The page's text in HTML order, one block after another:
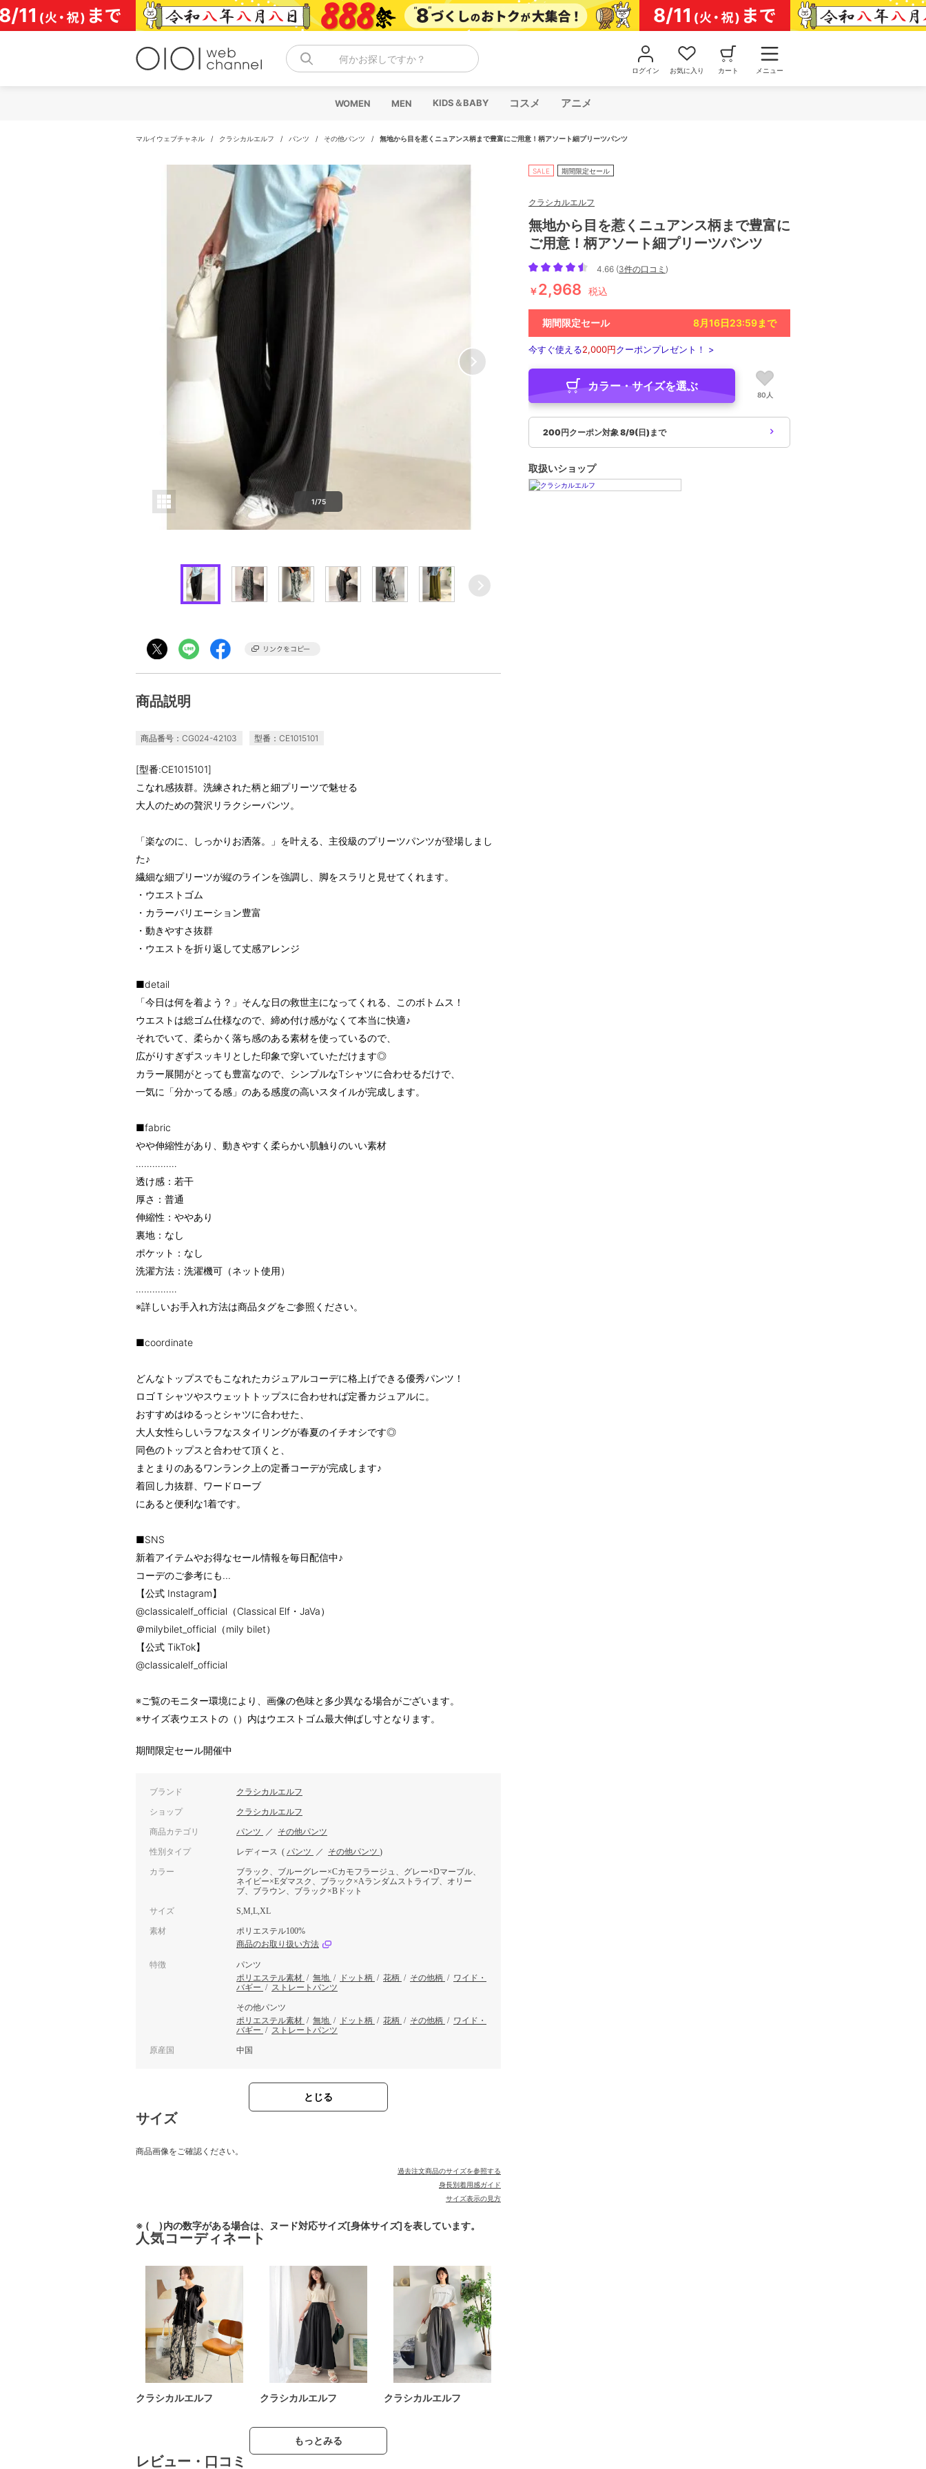
コ
ン
テ
何かお探しですか？
ログイン お気に入り カート メニュー
WOMEN MEN KIDS＆BABY コスメ アニメ
マルイウェブチャネル / クラシカルエルフ / パンツ / その他パンツ / 無地から目を惹くニュアンス柄まで豊富にご用意！柄アソート細プリーツパンツ
1/75
商品説明
商品番号：CG024-42103 型番：CE1015101
[型番:CE1015101]
こなれ感抜群。洗練された柄と細プリーツで魅せる
大人のための贅沢リラクシーパンツ。
「楽なのに、しっかりお洒落。」を叶える、主役級のプリーツパンツが登場しまし
た♪
繊細な細プリーツが縦のラインを強調し、脚をスラリと見せてくれます。
・ウエストゴム
・カラーバリエーション豊富
・動きやすさ抜群
・ウエストを折り返して丈感アレンジ
■detail
「今日は何を着よう？」そんな日の救世主になってくれる、このボトムス！
ウエストは総ゴム仕様なので、締め付け感がなくて本当に快適♪
それでいて、柔らかく落ち感のある素材を使っているので、
広がりすぎずスッキリとした印象で穿いていただけます◎
カラー展開がとっても豊富なので、シンプルなTシャツに合わせるだけで、
一気に「分かってる感」のある感度の高いスタイルが完成します。
■fabric
やや伸縮性があり、動きやすく柔らかい肌触りのいい素材
……………
透け感：若干
厚さ：普通
伸縮性：ややあり
裏地：なし
ポケット：なし
洗濯方法：洗濯機可（ネット使用）
……………
※詳しいお手入れ方法は商品タグをご参照ください。
■coordinate
どんなトップスでもこなれたカジュアルコーデに格上げできる優秀パンツ！
ロゴＴシャツやスウェットトップスに合わせれば定番カジュアルに。
おすすめはゆるっとシャツに合わせた、
大人女性らしいラフなスタイリングが春夏のイチオシです◎
同色のトップスと合わせて頂くと、
まとまりのあるワンランク上の定番コーデが完成します♪
着回し力抜群、ワードローブ
にあると便利な1着です。
■SNS
新着アイテムやお得なセール情報を毎日配信中♪
コーデのご参考にも...
【公式 Instagram】
@classicalelf_official（Classical Elf・JaVa）
＠milybilet_official（mily bilet）
【公式 TikTok】
@classicalelf_official
※ご覧のモニター環境により、画像の色味と多少異なる場合がございます。
※サイズ表ウエストの（）内はウエストゴム最大伸ばし寸となります。
期間限定セール開催中
ブランド クラシカルエルフ
ショップ クラシカルエルフ
商品カテゴリ パンツ ／ その他パンツ
性別タイプ レディース ( パンツ ／ その他パンツ )
カラー
ブラック、ブルーグレー×Cカモフラージュ、グレー×Dマーブル、
ネイビー×Eダマスク、ブラック×Aランダムストライプ、オリー
ブ、ブラウン、ブラック×Bドット
サイズ S,M,L,XL
素材
ポリエステル100%
商品のお取り扱い方法
特徴
パンツ
ポリエステル素材 / 無地 / ドット柄 / 花柄 / その他柄 / ワイド・
バギー / ストレートパンツ
その他パンツ
ポリエステル素材 / 無地 / ドット柄 / 花柄 / その他柄 / ワイド・
バギー / ストレートパンツ
原産国 中国
とじる
サイズ
商品画像をご確認ください。
過去注文商品のサイズを参照する
身長別着用感ガイド
サイズ表示の見方
※ ( )内の数字がある場合は、ヌード対応サイズ[身体サイズ]を表しています。
人気コーディネート
クラシカルエルフ クラシカルエルフ クラシカルエルフ
もっとみる
レビュー・口コミ
SALE 期間限定セール
クラシカルエルフ
無地から目を惹くニュアンス柄まで豊富に
ご用意！柄アソート細プリーツパンツ
4.66 (3件の口コミ )
￥2,968 税込
期間限定セール 8月16日23:59まで
今すぐ使える2,000円クーポンプレゼント！ >
カラー・サイズを選ぶ
80人
200円クーポン対象 8/9(日)まで
取扱いショップ